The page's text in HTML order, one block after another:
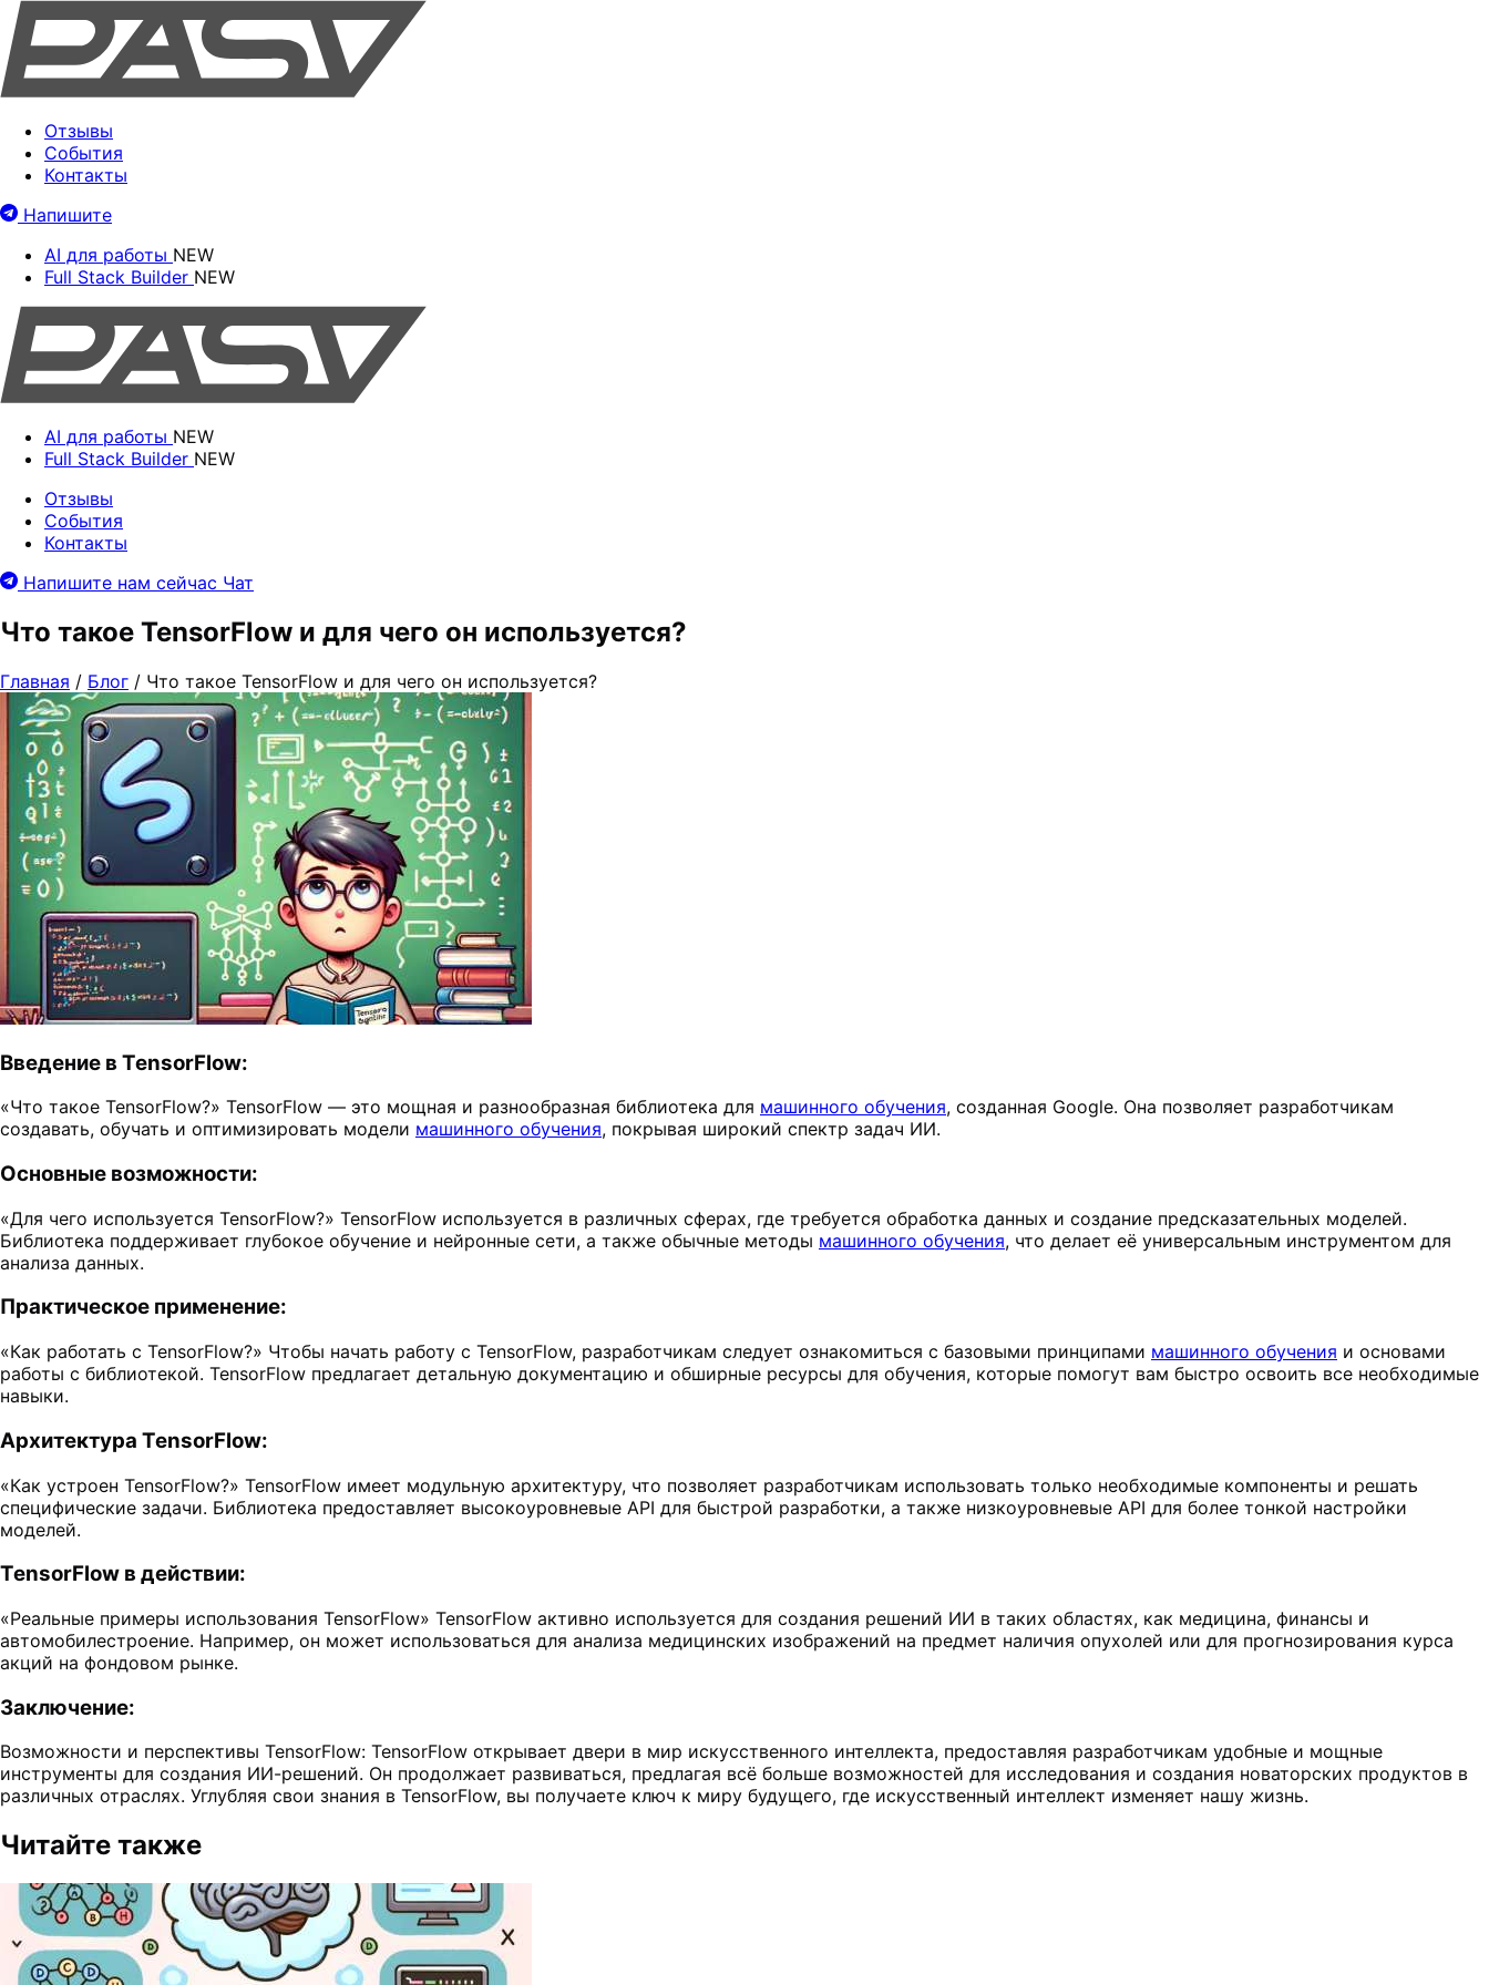
Отзывы
События
Контакты
Напишите
AI для работы NEW
Full Stack Builder NEW
AI для работы NEW
Full Stack Builder NEW
Отзывы
События
Контакты
Напишите нам сейчас Чат
Что такое TensorFlow и для чего он используется?
Главная / Блог / Что такое TensorFlow и для чего он используется?
Введение в TensorFlow:
«Что такое TensorFlow?» TensorFlow — это мощная и разнообразная библиотека для машинного обучения, созданная Google. Она позволяет разработчикам
создавать, обучать и оптимизировать модели машинного обучения, покрывая широкий спектр задач ИИ.
Основные возможности:
«Для чего используется TensorFlow?» TensorFlow используется в различных сферах, где требуется обработка данных и создание предсказательных моделей.
Библиотека поддерживает глубокое обучение и нейронные сети, а также обычные методы машинного обучения, что делает её универсальным инструментом для
анализа данных.
Практическое применение:
«Как работать с TensorFlow?» Чтобы начать работу с TensorFlow, разработчикам следует ознакомиться с базовыми принципами машинного обучения и основами
работы с библиотекой. TensorFlow предлагает детальную документацию и обширные ресурсы для обучения, которые помогут вам быстро освоить все необходимые
навыки.
Архитектура TensorFlow:
«Как устроен TensorFlow?» TensorFlow имеет модульную архитектуру, что позволяет разработчикам использовать только необходимые компоненты и решать
специфические задачи. Библиотека предоставляет высокоуровневые API для быстрой разработки, а также низкоуровневые API для более тонкой настройки
моделей.
TensorFlow в действии:
«Реальные примеры использования TensorFlow» TensorFlow активно используется для создания решений ИИ в таких областях, как медицина, финансы и
автомобилестроение. Например, он может использоваться для анализа медицинских изображений на предмет наличия опухолей или для прогнозирования курса
акций на фондовом рынке.
Заключение:
Возможности и перспективы TensorFlow: TensorFlow открывает двери в мир искусственного интеллекта, предоставляя разработчикам удобные и мощные
инструменты для создания ИИ-решений. Он продолжает развиваться, предлагая всё больше возможностей для исследования и создания новаторских продуктов в
различных отраслях. Углубляя свои знания в TensorFlow, вы получаете ключ к миру будущего, где искусственный интеллект изменяет нашу жизнь.
Читайте также